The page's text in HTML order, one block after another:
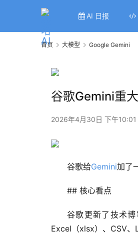
AI 日报
首页 大模型 Google Gemini
谷歌Gemini重
2026年4月30日 下午10:01
谷歌给Gemini加了
## 核心看点
谷歌更新了技术
Excel（xlsx）、CSV、